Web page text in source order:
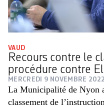
VAUD
Recours contre le
procédure contre
MERCREDI 9 NOVEMBRE
La Municipalité de Nyon
classement de